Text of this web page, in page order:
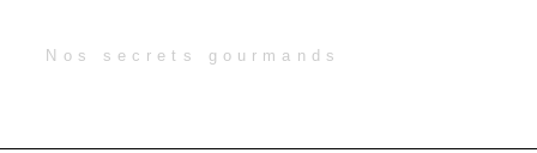
Nos secrets gourmands